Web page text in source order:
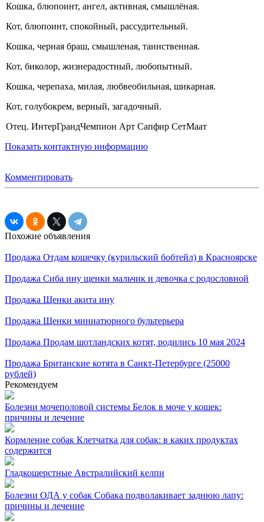
Кошка, блюпоинт, ангел, активная, смышлёная.
Кот, блюпоинт, спокойный, рассудительный.
Кошка, черная браш, смышленая, таинственная.
Кот, биколор, жизнерадостный, любопытный.
Кошка, черепаха, милая, любвеобильная, шикарная.
Кот, голубокрем, верный, загадочный.
Отец. ИнтерГрандЧемпион Арт Сапфир СетМаат
Показать контактную информацию
Комментировать
Похожие объявления
Продажа Отдам кошечку (курильский бобтейл) в Красноярске
Продажа Сиба ину щенки мальчик и девочка с родословной
Продажа Щенки акита ину
Продажа Щенки миниатюрного бультерьера
Продажа Продам шотландских котят, родились 10 мая 2024
Продажа Британские котята в Санкт-Петербурге (25000
рублей)
Рекомендуем
Болезни мочеполовой системы Белок в моче у кошек:
причины и лечение
Кормление собак Клетчатка для собак: в каких продуктах
содержится
Гладкошерстные Австралийский келпи
Болезни ОДА у собак Собака подволакивает заднюю лапу:
причины и лечение